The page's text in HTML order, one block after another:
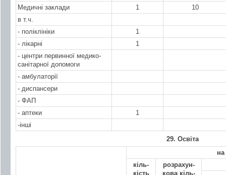
Медичні заклади
1
10
в т.ч.
- поліклініки
1
- лікарні
1
- центри первинної медико-
санітарної допомоги
- амбулаторії
- диспансери
- ФАП
- аптеки
1
-інші
29. Освіта
на
кіль-
кість
розрахун-
кова кіль-